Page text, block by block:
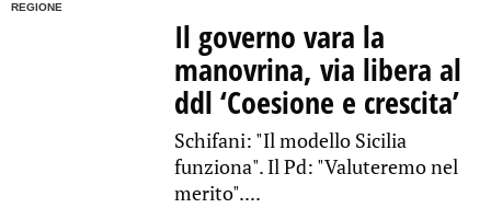
REGIONE
Il governo vara la
manovrina, via libera al
ddl ‘Coesione e crescita’
Schifani: "Il modello Sicilia
funziona". Il Pd: "Valuteremo nel
merito"....